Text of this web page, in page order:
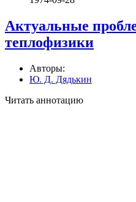
Актуальные
теплофизики
Авторы:
Ю. Д. Дядькин
Читать аннотацию